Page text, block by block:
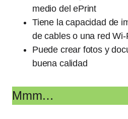
medio del ePrint
Tiene la capacidad de
de cables o una red
Puede crear fotos y
buena calidad
Mmm…